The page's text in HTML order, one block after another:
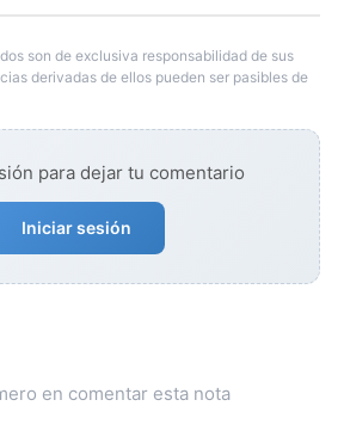
son de exclusiva responsabilidad de sus
derivadas de ellos pueden ser pasibles de
para dejar tu comentario
Iniciar sesión
en comentar esta nota